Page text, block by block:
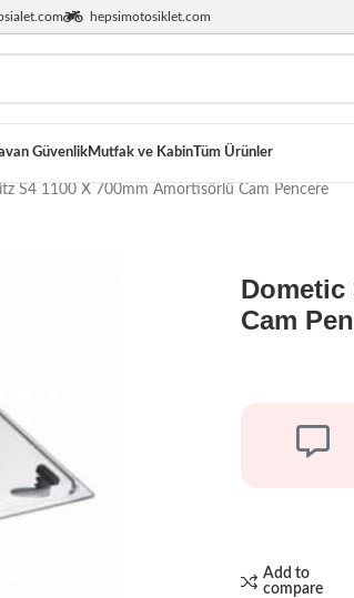
hepsimotosiklet.com
GüvenlikMutfak ve KabinTüm Ürünler
S4 1100 X 700mm Amortisörlü Cam Pencere
Dometic
Cam
Add to
compare